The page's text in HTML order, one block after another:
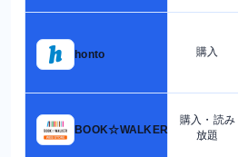
honto 購入
BOOK☆WALKER
購入・読み
放題